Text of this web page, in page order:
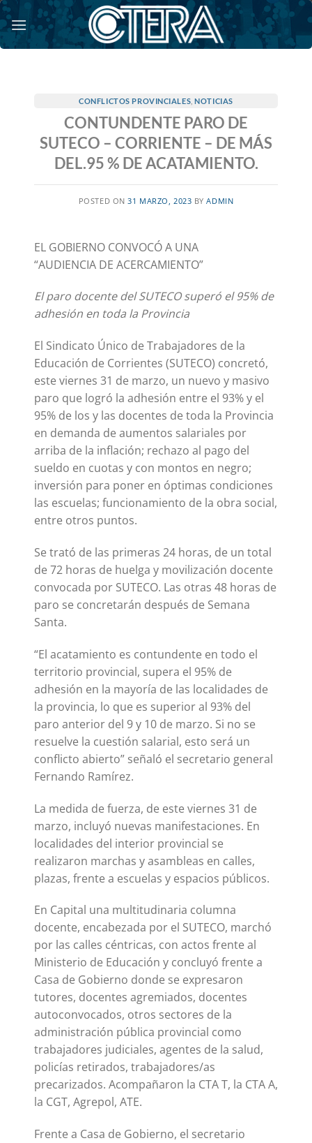
Saltar
al
contenido
CONFLICTOS PROVINCIALES ,NOTICIAS
CONTUNDENTE PARO DE
SUTECO – CORRIENTE – DE MÁS
DEL.95 % DE ACATAMIENTO.
POSTED ON31 MARZO, 2023 BYADMIN
EL GOBIERNO CONVOCÓ A UNA
“AUDIENCIA DE ACERCAMIENTO”
El paro docente del SUTECO superó el 95% de
adhesión en toda la Provincia
El Sindicato Único de Trabajadores de la
Educación de Corrientes (SUTECO) concretó,
este viernes 31 de marzo, un nuevo y masivo
paro que logró la adhesión entre el 93% y el
95% de los y las docentes de toda la Provincia
en demanda de aumentos salariales por
arriba de la inflación; rechazo al pago del
sueldo en cuotas y con montos en negro;
inversión para poner en óptimas condiciones
las escuelas; funcionamiento de la obra social,
entre otros puntos.
Se trató de las primeras 24 horas, de un total
de 72 horas de huelga y movilización docente
convocada por SUTECO. Las otras 48 horas de
paro se concretarán después de Semana
Santa.
“El acatamiento es contundente en todo el
territorio provincial, supera el 95% de
adhesión en la mayoría de las localidades de
la provincia, lo que es superior al 93% del
paro anterior del 9 y 10 de marzo. Si no se
resuelve la cuestión salarial, esto será un
conflicto abierto” señaló el secretario general
Fernando Ramírez.
La medida de fuerza, de este viernes 31 de
marzo, incluyó nuevas manifestaciones. En
localidades del interior provincial se
realizaron marchas y asambleas en calles,
plazas, frente a escuelas y espacios públicos.
En Capital una multitudinaria columna
docente, encabezada por el SUTECO, marchó
por las calles céntricas, con actos frente al
Ministerio de Educación y concluyó frente a
Casa de Gobierno donde se expresaron
tutores, docentes agremiados, docentes
autoconvocados, otros sectores de la
administración pública provincial como
trabajadores judiciales, agentes de la salud,
policías retirados, trabajadores/as
precarizados. Acompañaron la CTA T, la CTA A,
la CGT, Agrepol, ATE.
Frente a Casa de Gobierno, el secretario